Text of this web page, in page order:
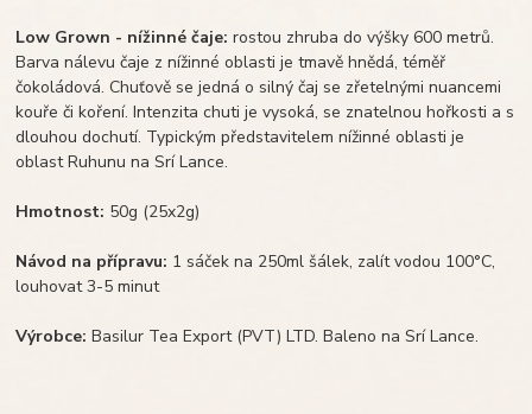
Low Grown - nížinné čaje: rostou zhruba do výšky 600 metrů.
Barva nálevu čaje z nížinné oblasti je tmavě hnědá, téměř
čokoládová. Chuťově se jedná o silný čaj se zřetelnými nuancemi
kouře či koření. Intenzita chuti je vysoká, se znatelnou hořkosti a s
dlouhou dochutí. Typickým představitelem nížinné oblasti je
oblast Ruhunu na Srí Lance.
Hmotnost: 50g (25x2g)
Návod na přípravu: 1 sáček na 250ml šálek, zalít vodou 100°C,
louhovat 3-5 minut
Výrobce: Basilur Tea Export (PVT) LTD. Baleno na Srí Lance.